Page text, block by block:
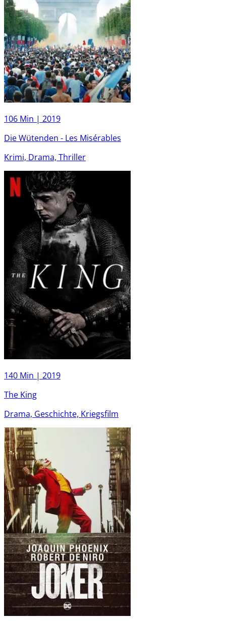
106 Min | 2019
Die Wütenden - Les Misérables
Krimi, Drama, Thriller
140 Min | 2019
The King
Drama, Geschichte, Kriegsfilm